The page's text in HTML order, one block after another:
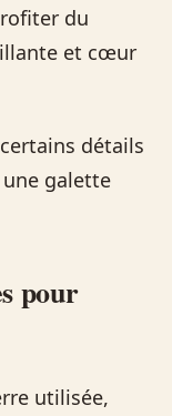
du
et cœur
détails
galette
pour
utilisée,